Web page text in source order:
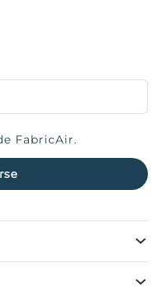
FabricAir.